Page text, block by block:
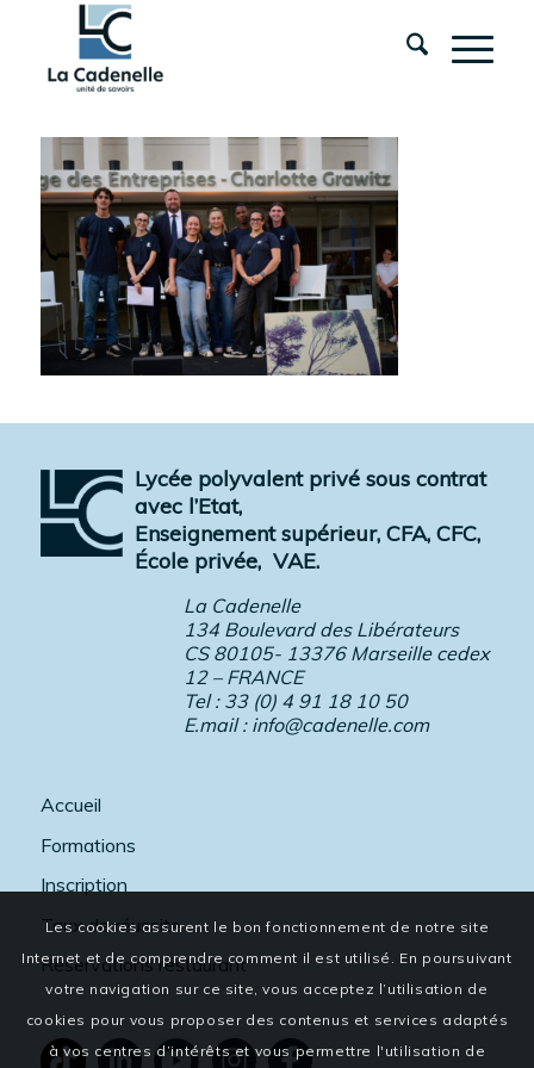
Lycée polyvalent privé sous contrat
avec l’Etat,
Enseignement supérieur, CFA, CFC,
École privée, VAE.
La Cadenelle
134 Boulevard des Libérateurs
CS 80105- 13376 Marseille cedex
12 – FRANCE
Tel : 33 (0) 4 91 18 10 50
E.mail : info@cadenelle.com
Accueil
Formations
Inscription
Taux de réussite
Réservations restaurant
Les cookies assurent le bon fonctionnement de notre site
Internet et de comprendre comment il est utilisé. En poursuivant
votre navigation sur ce site, vous acceptez l’utilisation de
cookies pour vous proposer des contenus et services adaptés
à vos centres d’intérêts et vous permettre l'utilisation de